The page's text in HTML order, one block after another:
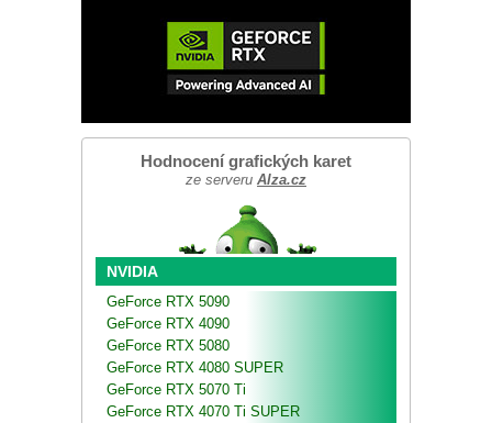
Hodnocení grafických karet
ze serveru Alza.cz
NVIDIA
GeForce RTX 5090
GeForce RTX 4090
GeForce RTX 5080
GeForce RTX 4080 SUPER
GeForce RTX 5070 Ti
GeForce RTX 4070 Ti SUPER